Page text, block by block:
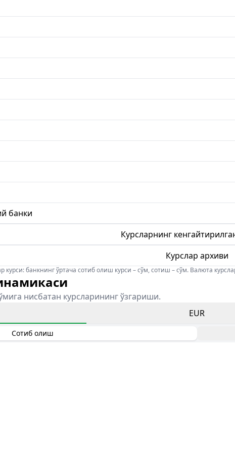
банки
Курсларнинг
Курслар архиви
курси: банкнинг ўртача сотиб олиш курси – сўм, сотиш – сўм. Валюта
нисбатан курсларининг ўзгариши.
EUR
Сотиб олиш